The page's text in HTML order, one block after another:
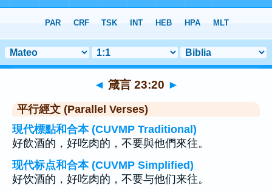
> 聖經金句 20
◄ 箴言 23:20 ►
平行經文 (Parallel Verses)
現代標點和合本 (CUVMP Traditional)
好飲酒的，好吃肉的，不要與他們來往。
现代标点和合本 (CUVMP Simplified)
好饮酒的，好吃肉的，不要与他们来往。